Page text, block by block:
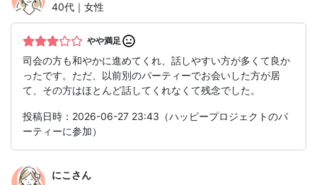
40代｜女性
やや満足
司会の方も和やかに進めてくれ、話しやすい方が多くて良か
ったです。ただ、以前別のパーティーでお会いした方が居
て、その方はほとんど話してくれなくて残念でした。
投稿日時：2026-06-27 23:43（ハッピープロジェクトのパ
ーティーに参加）
にこ さん